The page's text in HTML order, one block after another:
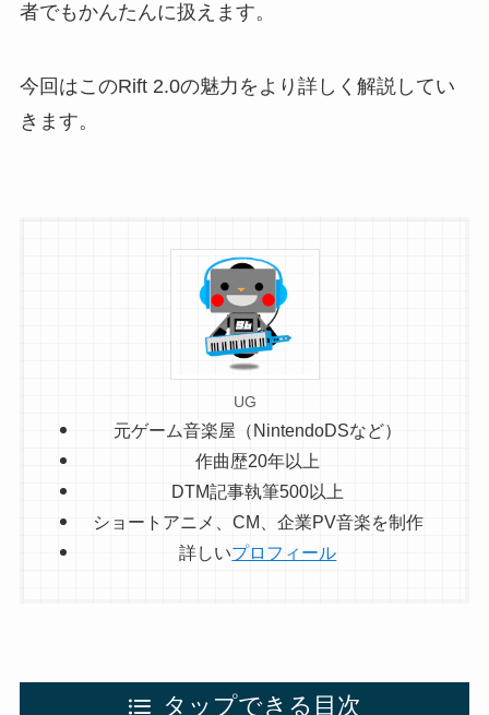
者でもかんたんに扱えます。
今回はこのRift 2.0の魅力をより詳しく解説してい
きます。
UG
元ゲーム音楽屋（NintendoDSなど）
作曲歴20年以上
DTM記事執筆500以上
ショートアニメ、CM、企業PV音楽を制作
詳しいプロフィール
タップできる目次